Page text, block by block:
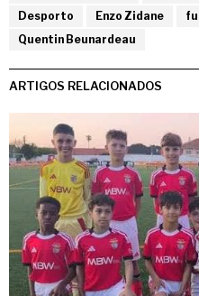
Desporto
Enzo Zidane
Quentin Beunardeau
ARTIGOS RELACIONADOS